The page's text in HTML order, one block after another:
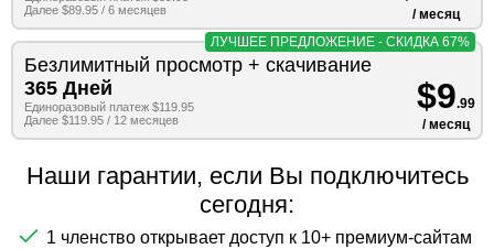
Далее $89.95 / 6 месяцев
/ месяц
Безлимитный просмотр + скачивание
365 Дней
Единоразовый платеж $119.95
Далее $119.95 / 12 месяцев
$9.99
/ месяц
ЛУЧШЕЕ ПРЕДЛОЖЕНИЕ - СКИДКА 67%
Наши гарантии, если Вы подключитесь
сегодня:
1 членство открывает доступ к 10+ премиум-сайтам